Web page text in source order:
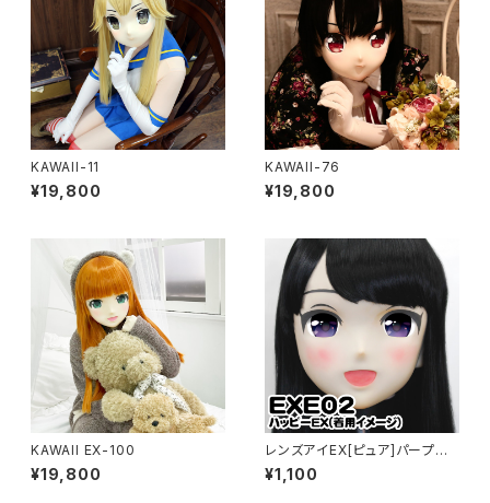
KAWAII-11
¥19,800
KAWAII-76
¥19,800
KAWAII EX-100
¥19,800
レンズアイEX[ピュア]パープル
Lens Eye EX[PURE]purple
¥1,100